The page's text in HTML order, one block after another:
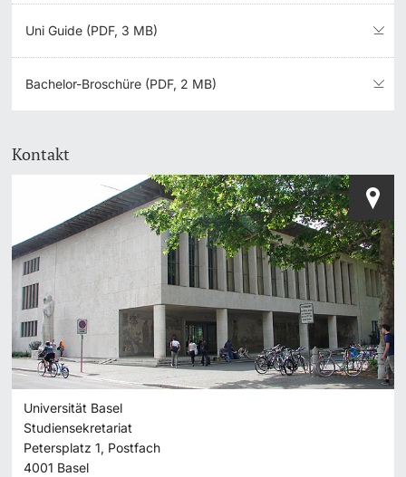
Uni Guide (PDF, 3 MB)
Bachelor-Broschüre (PDF, 2 MB)
Kontakt
Universität Basel
Studiensekretariat
Petersplatz 1, Postfach
4001 Basel